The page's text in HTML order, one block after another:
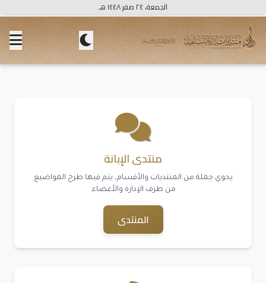
الجمعة، ٢٤ صفر ١٤٤٨ هـ
منتدى الإبانة
يحوي جملة من المنتديات والأقسام، يتم فيها طرح المواضيع
من طرف الإدارة والأعضاء.
المنتدى